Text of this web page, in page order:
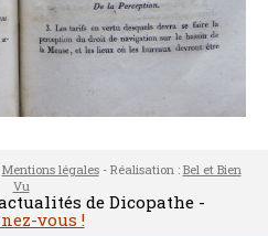
Mentions légales- Réalisation : Bel et Bien
Vu
de Dicopathe -
vous !